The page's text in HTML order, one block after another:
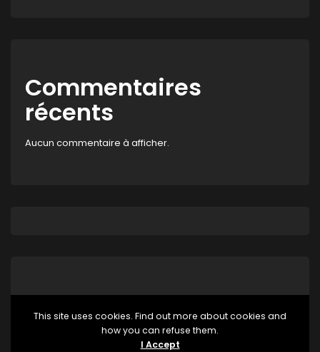
Commentaires
récents
Aucun commentaire à afficher.
This site uses cookies. Find out more about cookies and
how you can refuse them.
I Accept